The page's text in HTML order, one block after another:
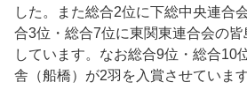
した。また総合2位に下総中央連合
合3位・総合7位に東関東連合会の
しています。なお総合9位・総合10
舎（船橋）が2羽を入賞させています